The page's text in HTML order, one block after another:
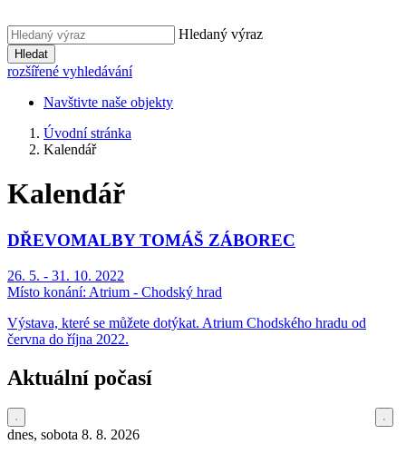
Hledaný výraz
Hledat
rozšířené vyhledávání
Navštivte naše objekty
Úvodní stránka
Kalendář
Kalendář
DŘEVOMALBY TOMÁŠ ZÁBOREC
26. 5. - 31. 10. 2022
Místo konání: Atrium - Chodský hrad
Výstava, které se můžete dotýkat. Atrium Chodského hradu od
června do října 2022.
Aktuální počasí
dnes, sobota 8. 8. 2026